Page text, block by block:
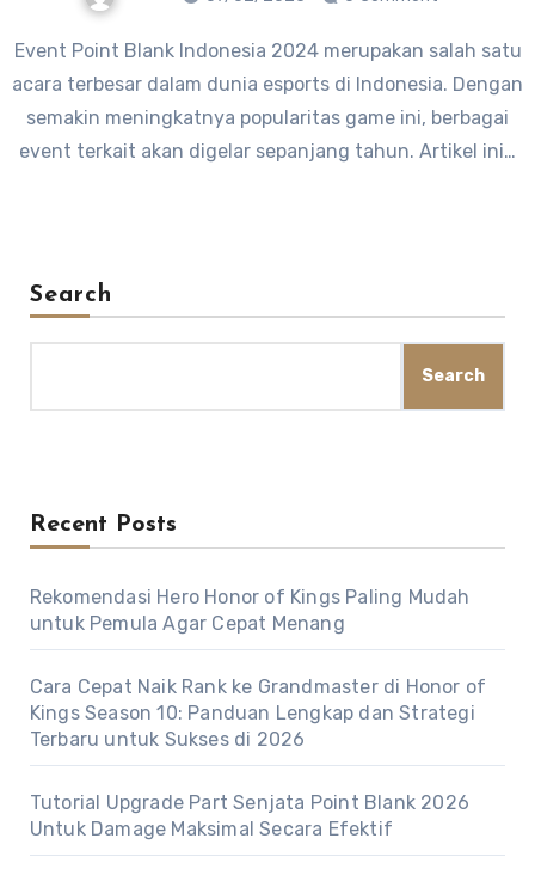
Event Point Blank Indonesia 2024 merupakan salah satu
acara terbesar dalam dunia esports di Indonesia. Dengan
semakin meningkatnya popularitas game ini, berbagai
event terkait akan digelar sepanjang tahun. Artikel ini…
Search
Search
Recent Posts
Rekomendasi Hero Honor of Kings Paling Mudah
untuk Pemula Agar Cepat Menang
Cara Cepat Naik Rank ke Grandmaster di Honor of
Kings Season 10: Panduan Lengkap dan Strategi
Terbaru untuk Sukses di 2026
Tutorial Upgrade Part Senjata Point Blank 2026
Untuk Damage Maksimal Secara Efektif